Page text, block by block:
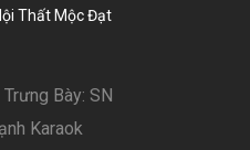
Thất Mộc Đạt
Bày: SN
Karaok